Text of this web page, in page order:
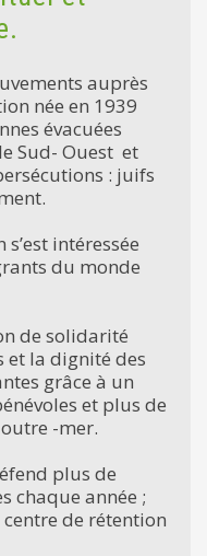
auprès
née en 1939
évacuées
Sud- Ouest et
: juifs
intéressée
du monde
de solidarité
la dignité des
grâce à un
et plus de
-mer.
plus de
chaque année ;
de rétention